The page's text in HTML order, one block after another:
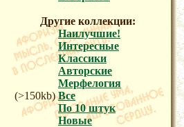
Другие коллекции:
Наилучшие!
Интересные
Классики
Авторские
Мерфелогия
(>150kb)Все
По 10 штук
Новые